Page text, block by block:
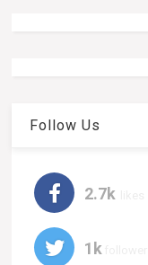
Follow Us
2.7k
1k